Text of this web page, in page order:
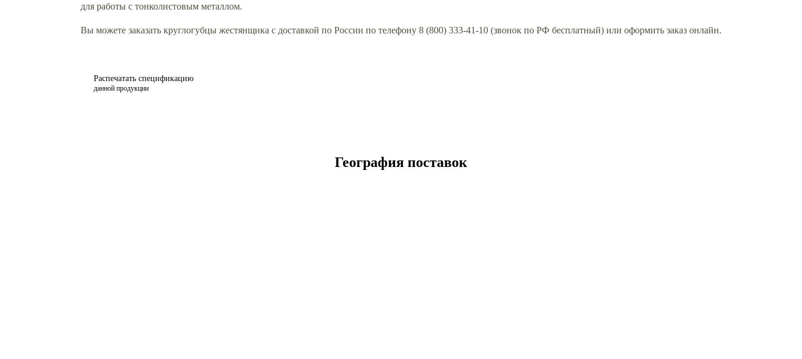
для работы с тонколистовым металлом.
Вы можете заказать круглогубцы жестянщика с доставкой по России по телефону 8 (800) 333-41-10 (звонок по РФ бесплатный) или оформить заказ онлайн.
Распечатать спецификацию
данной продукции
География поставок